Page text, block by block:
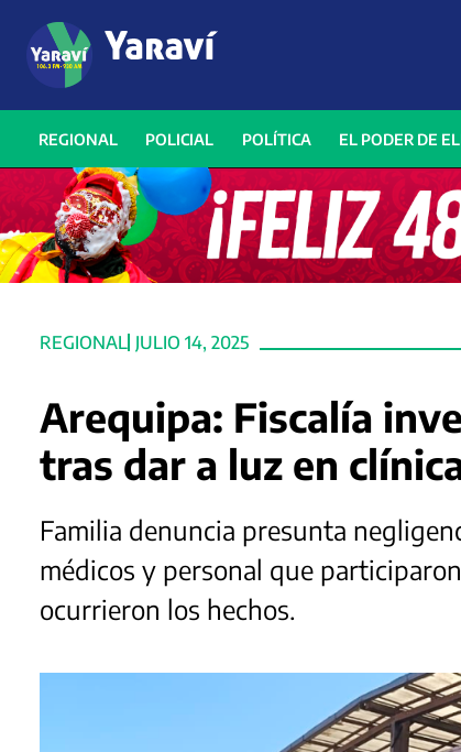
REGIONAL POLICIAL POLÍTICA EL PODER DE
REGIONAL JULIO 14, 2025
Arequipa: Fiscalía
tras dar a luz en
Familia denuncia presunta
médicos y personal que
ocurrieron los hechos.